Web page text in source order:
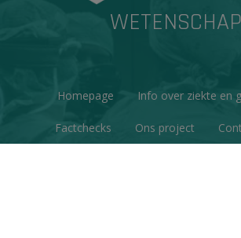
WETENSCHAP
Homepage Info over ziekte en
Factchecks Ons project